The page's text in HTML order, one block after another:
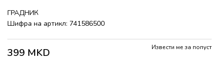
ГРАДНИК
Шифра на артикл: 741586500
399 MKD Извести ме за попуст